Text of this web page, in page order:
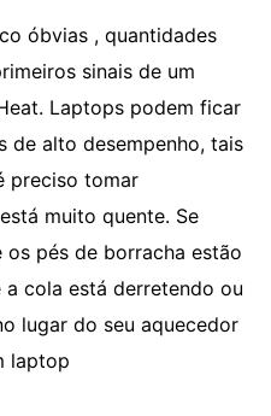
óbvias , quantidades
sinais de um
Laptops podem ficar
de alto desempenho, tais
preciso tomar
muito quente. Se
pés de borracha estão
cola está derretendo ou
lugar do seu aquecedor
laptop